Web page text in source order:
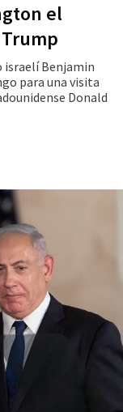
el
israelí Benjamin
para una visita
Donald